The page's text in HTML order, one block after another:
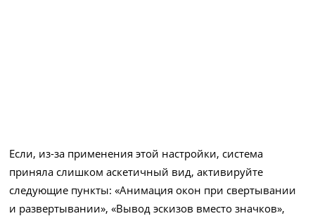
Если, из-за применения этой настройки, система
приняла слишком аскетичный вид, активируйте
следующие пункты: «Анимация окон при свертывании
и развертывании», «Вывод эскизов вместо значков»,